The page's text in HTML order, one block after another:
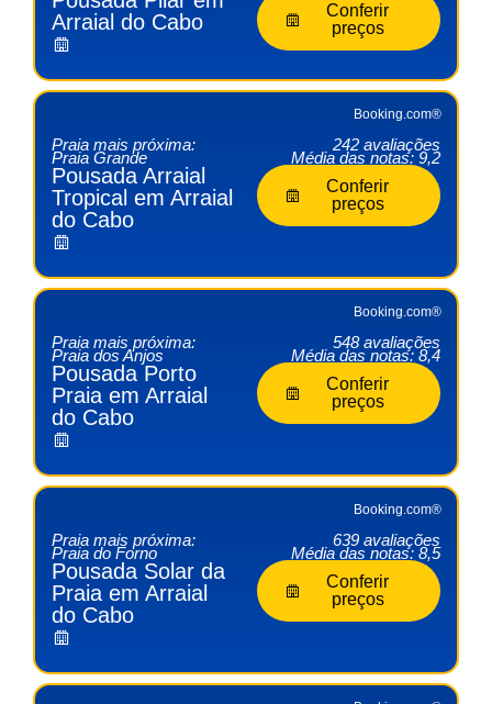
Arraial do Cabo
Conferir
preços
Booking.com®
Praia mais próxima:
Praia Grande
Pousada Arraial
Tropical em Arraial
do Cabo
242 avaliações
Média das notas: 9,2
Conferir
preços
Booking.com®
Praia mais próxima:
Praia dos Anjos
Pousada Porto
Praia em Arraial
do Cabo
548 avaliações
Média das notas: 8,4
Conferir
preços
Booking.com®
Praia mais próxima:
Praia do Forno
Pousada Solar da
Praia em Arraial
do Cabo
639 avaliações
Média das notas: 8,5
Conferir
preços